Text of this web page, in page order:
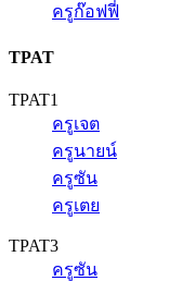
ครูก๊อฟฟี่
TPAT
TPAT1
ครูเจต
ครูนายน์
ครูซัน
ครูเตย
TPAT3
ครูซัน